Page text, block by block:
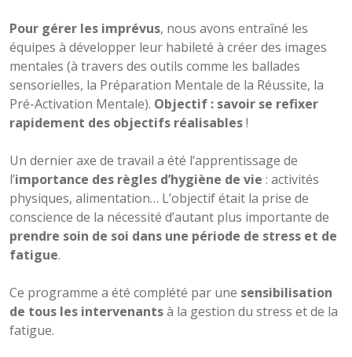
Pour gérer les imprévus, nous avons entraîné les
équipes à développer leur habileté à créer des images
mentales (à travers des outils comme les ballades
sensorielles, la Préparation Mentale de la Réussite, la
Pré-Activation Mentale). Objectif : savoir se refixer
rapidement des objectifs réalisables!
Un dernier axe de travail a été l’apprentissage de
l’importance des règles d’hygiène de vie : activités
physiques, alimentation… L’objectif était la prise de
conscience de la nécessité d’autant plus importante de
prendre soin de soi dans une période de stress et de
fatigue.
Ce programme a été complété par une sensibilisation
de tous les intervenantsà la gestion du stress et de la
fatigue.